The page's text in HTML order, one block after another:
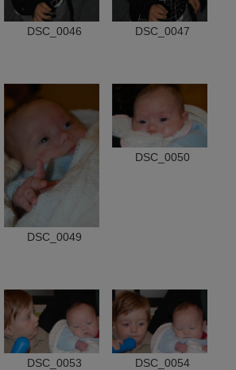
DSC_0046 DSC_0047
DSC_0049
DSC_0050
DSC_0053 DSC_0054